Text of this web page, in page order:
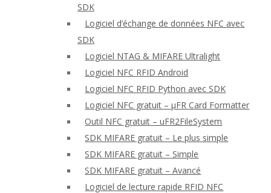
SDK
Logiciel d’échange de données NFC avec
SDK
Logiciel NTAG & MIFARE Ultralight
Logiciel NFC RFID Android
Logiciel NFC RFID Python avec SDK
Logiciel NFC gratuit – μFR Card Formatter
Outil NFC gratuit – uFR2FileSystem
SDK MIFARE gratuit – Le plus simple
SDK MIFARE gratuit – Simple
SDK MIFARE gratuit – Avancé
Logiciel de lecture rapide RFID NFC